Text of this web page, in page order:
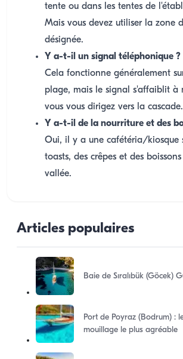
tente ou dans les tentes de
Mais vous devez utiliser la zone
désignée.
Y a-t-il un signal téléphonique ?
Cela fonctionne généralement
plage, mais le signal s'affaiblit à
vous vous dirigez vers la cascade.
Y a-t-il de la nourriture et des
Oui, il y a une cafétéria/kiosque
toasts, des crêpes et des
vallée.
Articles populaires
Baie de Sıralıbük (Göcek)
Port de Poyraz (Bodrum) :
mouillage le plus agréable